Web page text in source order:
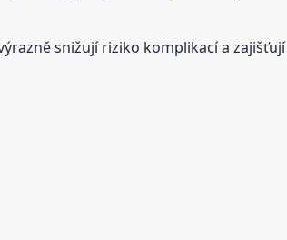
snižují riziko komplikací a zajišťují